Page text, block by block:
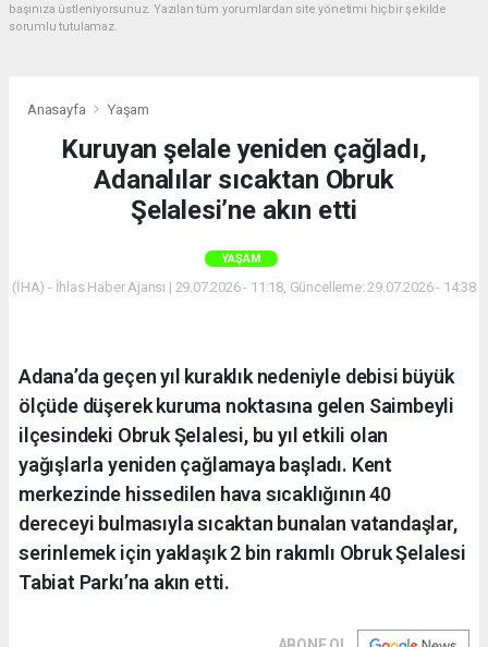
başınıza üstleniyorsunuz. Yazılan tüm yorumlardan site yönetimi hiçbir şekilde
sorumlu tutulamaz.
Anasayfa Yaşam
Kuruyan şelale yeniden çağladı,
Adanalılar sıcaktan Obruk
Şelalesi’ne akın etti
YAŞAM
(İHA) - İhlas Haber Ajansı | 29.07.2026 - 11:18, Güncelleme: 29.07.2026 - 14:38
Adana’da geçen yıl kuraklık nedeniyle debisi büyük
ölçüde düşerek kuruma noktasına gelen Saimbeyli
ilçesindeki Obruk Şelalesi, bu yıl etkili olan
yağışlarla yeniden çağlamaya başladı. Kent
merkezinde hissedilen hava sıcaklığının 40
dereceyi bulmasıyla sıcaktan bunalan vatandaşlar,
serinlemek için yaklaşık 2 bin rakımlı Obruk Şelalesi
Tabiat Parkı’na akın etti.